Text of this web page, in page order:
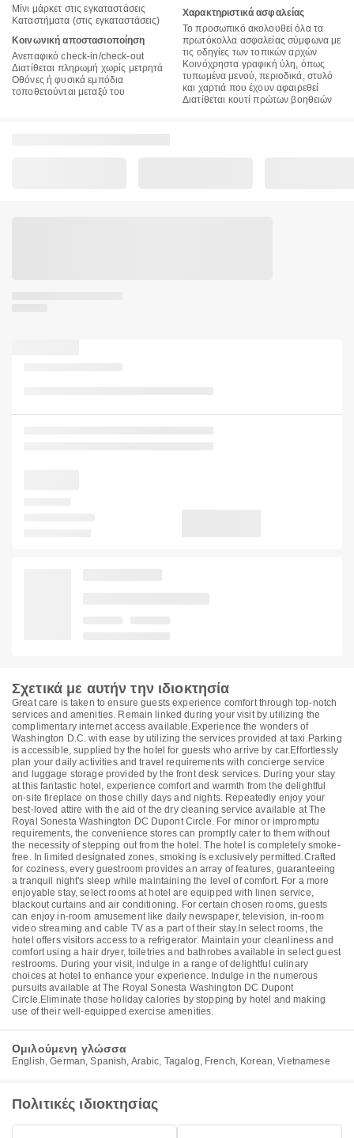
Μίνι μάρκετ στις εγκαταστάσεις
Καταστήματα (στις εγκαταστάσεις)
Κοινωνική αποστασιοποίηση
Ανεπαφικό check-in/check-out
Διατίθεται πληρωμή χωρίς μετρητά
Οθόνες ή φυσικά εμπόδια
τοποθετούνται μεταξύ του
Χαρακτηριστικά ασφαλείας
Το προσωπικό ακολουθεί όλα τα
πρωτόκολλα ασφαλείας σύμφωνα με
τις οδηγίες των τοπικών αρχών
Κοινόχρηστα γραφική ύλη, όπως
τυπωμένα μενού, περιοδικά, στυλό
και χαρτιά που έχουν αφαιρεθεί
Διατίθεται κουτί πρώτων βοηθειών
Σχετικά με αυτήν την ιδιοκτησία
Great care is taken to ensure guests experience comfort through top-notch
services and amenities. Remain linked during your visit by utilizing the
complimentary internet access available.Experience the wonders of
Washington D.C. with ease by utilizing the services provided at taxi.Parking
is accessible, supplied by the hotel for guests who arrive by car.Effortlessly
plan your daily activities and travel requirements with concierge service
and luggage storage provided by the front desk services. During your stay
at this fantastic hotel, experience comfort and warmth from the delightful
on-site fireplace on those chilly days and nights. Repeatedly enjoy your
best-loved attire with the aid of the dry cleaning service available at The
Royal Sonesta Washington DC Dupont Circle. For minor or impromptu
requirements, the convenience stores can promptly cater to them without
the necessity of stepping out from the hotel. The hotel is completely smoke-
free. In limited designated zones, smoking is exclusively permitted.Crafted
for coziness, every guestroom provides an array of features, guaranteeing
a tranquil night's sleep while maintaining the level of comfort. For a more
enjoyable stay, select rooms at hotel are equipped with linen service,
blackout curtains and air conditioning. For certain chosen rooms, guests
can enjoy in-room amusement like daily newspaper, television, in-room
video streaming and cable TV as a part of their stay.In select rooms, the
hotel offers visitors access to a refrigerator. Maintain your cleanliness and
comfort using a hair dryer, toiletries and bathrobes available in select guest
restrooms. During your visit, indulge in a range of delightful culinary
choices at hotel to enhance your experience. Indulge in the numerous
pursuits available at The Royal Sonesta Washington DC Dupont
Circle.Eliminate those holiday calories by stopping by hotel and making
use of their well-equipped exercise amenities.
Ομιλούμενη γλώσσα
English, German, Spanish, Arabic, Tagalog, French, Korean, Vietnamese
Πολιτικές ιδιοκτησίας